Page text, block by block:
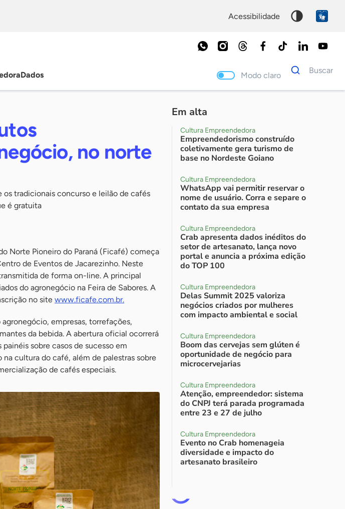
acessibilidade
Dados Modo claro
Dados
para
Buscar
no norte
os tradicionais concurso e leilão de cafés
é gratuita
Norte Pioneiro do Paraná (Ficafé) começa
de Eventos de Jacarezinho. Neste
de forma on-line. A principal
do agronegócio na Feira de Sabores. A
no site www.ficafe.com.br.
empresas, torrefações,
da bebida. A abertura oficial ocorrerá
sobre casos de sucesso em
cultura do café, além de palestras sobre
de cafés especiais.
Em alta
Cultura Empreendedora
Empreendedorismo construído
coletivamente gera turismo de
base no Nordeste Goiano
Cultura Empreendedora
WhatsApp vai permitir reservar o
nome de usuário. Corra e separe o
contato da sua empresa
Cultura Empreendedora
Crab apresenta dados inéditos do
setor de artesanato, lança novo
portal e anuncia a próxima edição
do TOP 100
Cultura Empreendedora
Delas Summit 2025 valoriza
negócios criados por mulheres
com impacto ambiental e social
Cultura Empreendedora
Boom das cervejas sem glúten é
oportunidade de negócio para
microcervejarias
Cultura Empreendedora
Atenção, empreendedor: sistema
do CNPJ terá parada programada
entre 23 e 27 de julho
Cultura Empreendedora
Evento no Crab homenageia
diversidade e impacto do
artesanato brasileiro